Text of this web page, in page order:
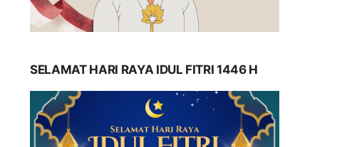
SELAMAT HARI RAYA IDUL FITRI 1446 H